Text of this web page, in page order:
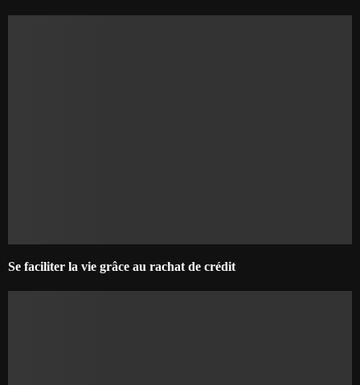
Se faciliter la vie grâce au rachat de crédit